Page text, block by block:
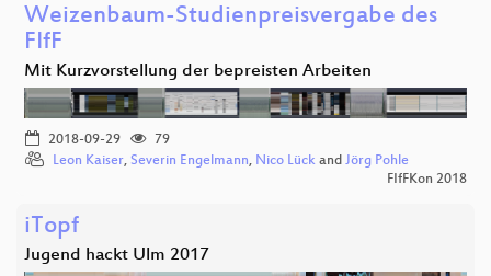
Weizenbaum-Studienpreisvergabe des
FIfF
Mit Kurzvorstellung der bepreisten Arbeiten
2018-09-29
79
Leon Kaiser, Severin Engelmann, Nico Lück and Jörg Pohle
FIfFKon 2018
iTopf
Jugend hackt Ulm 2017